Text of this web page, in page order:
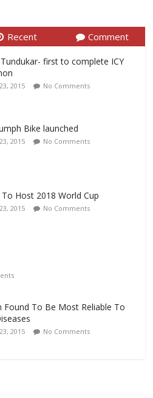
Recent Comment
first to complete ICY
2015 No Comments
Bike launched
2015 No Comments
To Host 2018 World Cup
2015 No Comments
Found To Be Most Reliable To
2015 No Comments